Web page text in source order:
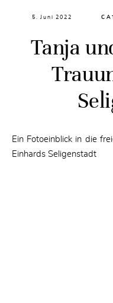
5. Juni 2022
Tanja
Ein Fotoeinblick in die
Einhards Seligenstadt